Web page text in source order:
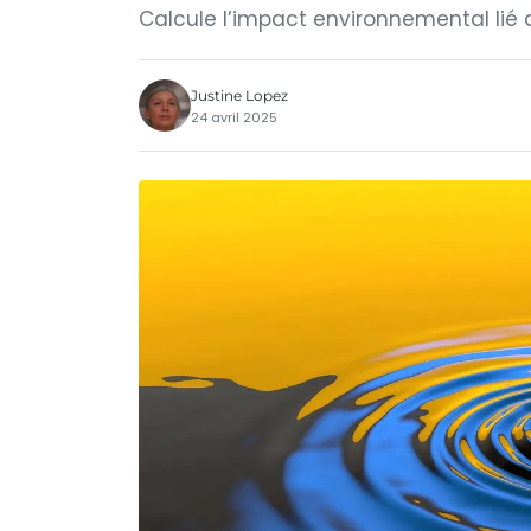
Calcule l’impact environnemental lié
Justine Lopez
24 avril 2025